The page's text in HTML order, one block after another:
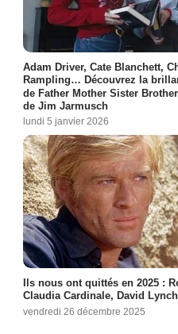
Adam Driver, Cate Blanchett,
Rampling… Découvrez la
de Father Mother Sister
de Jim Jarmusch
lundi 5 janvier 2026
Ils nous ont quittés en 2025 :
Claudia Cardinale, David
vendredi 26 décembre 2025